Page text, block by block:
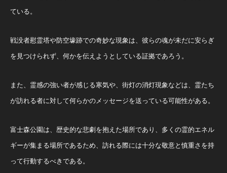
ている。
戦没者慰霊塔や防空壕跡での奇妙な現象は、彼らの魂が未だに安らぎ
を見つけられず、何かを伝えようとしている証拠であろう。
また、霊感の強い者が感じる寒気や、街灯の消灯現象などは、霊たち
が訪れる者に対して何らかのメッセージを送っている可能性がある。
富士森公園は、歴史的な悲劇を抱えた場所であり、多くの霊的エネル
ギーが集まる場所であるため、訪れる際には十分な敬意と慎重さを持
って行動するべきである​。